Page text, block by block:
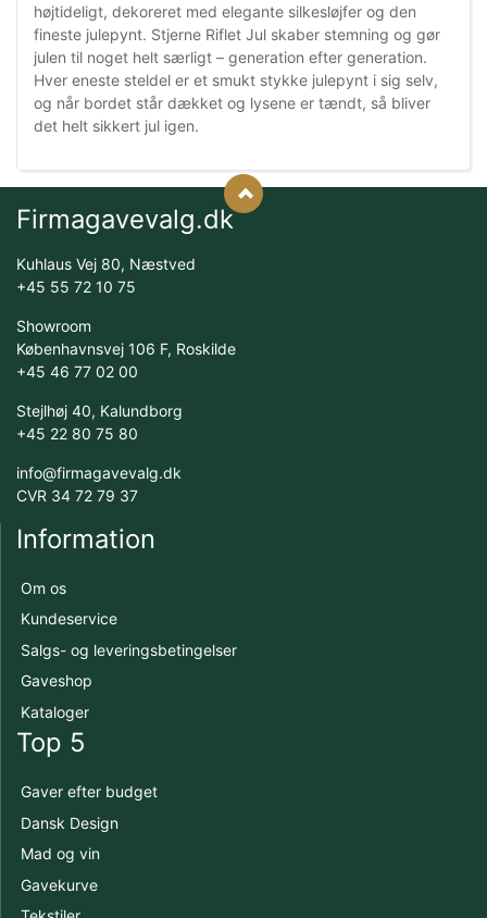
højtideligt, dekoreret med elegante silkesløjfer og den
fineste julepynt. Stjerne Riflet Jul skaber stemning og gør
julen til noget helt særligt – generation efter generation.
Hver eneste steldel er et smukt stykke julepynt i sig selv,
og når bordet står dækket og lysene er tændt, så bliver
det helt sikkert jul igen.
Firmagavevalg.dk
Kuhlaus Vej 80, Næstved
+45 55 72 10 75
Showroom
Københavnsvej 106 F, Roskilde
+45 46 77 02 00
Stejlhøj 40, Kalundborg
+45 22 80 75 80
info@firmagavevalg.dk
CVR 34 72 79 37
Information
Om os
Kundeservice
Salgs- og leveringsbetingelser
Gaveshop
Kataloger
Top 5
Gaver efter budget
Dansk Design
Mad og vin
Gavekurve